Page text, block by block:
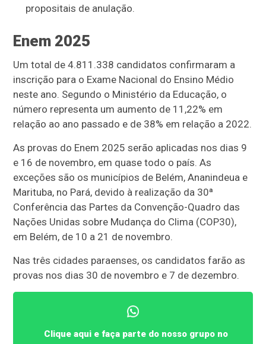
propositais de anulação.
Enem 2025
Um total de 4.811.338 candidatos confirmaram a
inscrição para o Exame Nacional do Ensino Médio
neste ano. Segundo o Ministério da Educação, o
número representa um aumento de 11,22% em
relação ao ano passado e de 38% em relação a 2022.
As provas do Enem 2025 serão aplicadas nos dias 9
e 16 de novembro, em quase todo o país. As
exceções são os municípios de Belém, Ananindeua e
Marituba, no Pará, devido à realização da 30ª
Conferência das Partes da Convenção-Quadro das
Nações Unidas sobre Mudança do Clima (COP30),
em Belém, de 10 a 21 de novembro.
Nas três cidades paraenses, os candidatos farão as
provas nos dias 30 de novembro e 7 de dezembro.
Clique aqui e faça parte do nosso grupo no